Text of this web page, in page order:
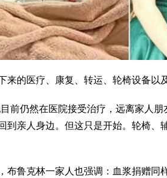
来的医疗、康复、转运、轮椅设备以
前仍然在医院接受治疗，远离家人
到亲人身边。但这只是开始。轮椅、
布鲁克林一家人也强调：血浆捐赠同